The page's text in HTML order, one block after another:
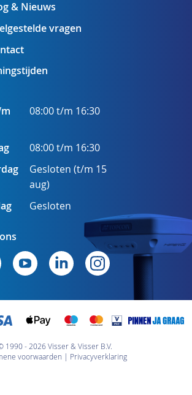
& Nieuws
vragen
08:00 t/m 16:30
08:00 t/m 16:30
Gesloten (t/m 15
aug)
Gesloten
1990 - 2026 Visser & Visser B.V.
voorwaarden
Privacyverklaring